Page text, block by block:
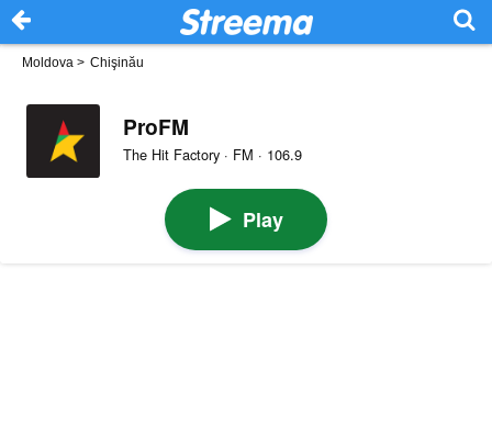
Moldova > Chişinău
ProFM
The Hit Factory · FM · 106.9
Play